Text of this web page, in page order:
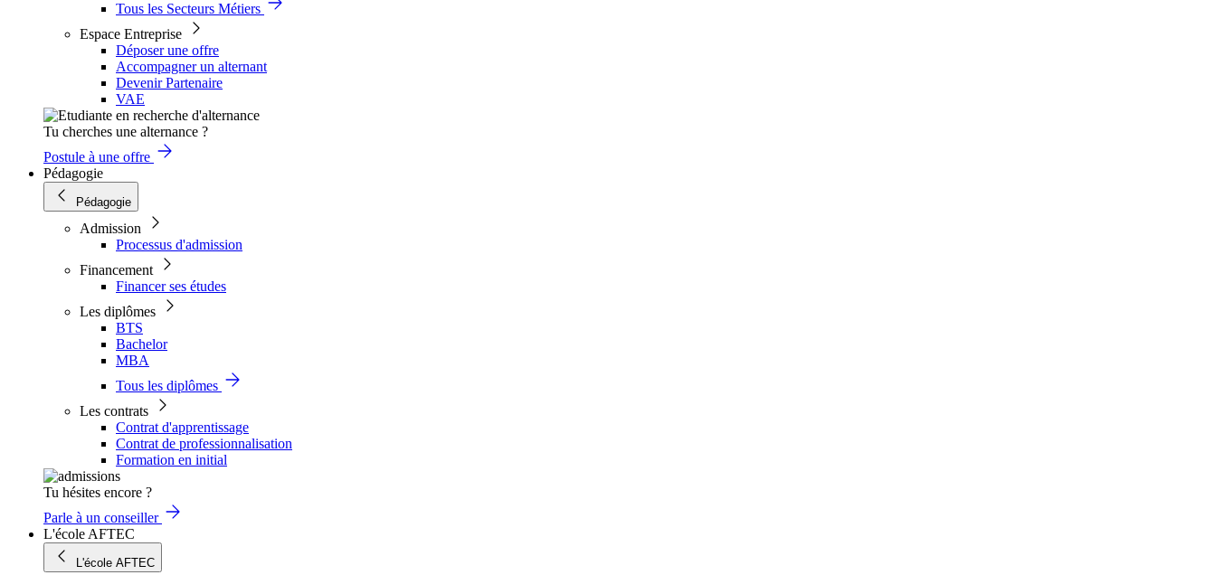
Tous les Secteurs Métiers
Espace Entreprise
Déposer une offre
Accompagner un alternant
Devenir Partenaire
VAE
Tu cherches une alternance ?
Postule à une offre
Pédagogie
Pédagogie
Admission
Processus d'admission
Financement
Financer ses études
Les diplômes
BTS
Bachelor
MBA
Tous les diplômes
Les contrats
Contrat d'apprentissage
Contrat de professionnalisation
Formation en initial
Tu hésites encore ?
Parle à un conseiller
L'école AFTEC
L'école AFTEC